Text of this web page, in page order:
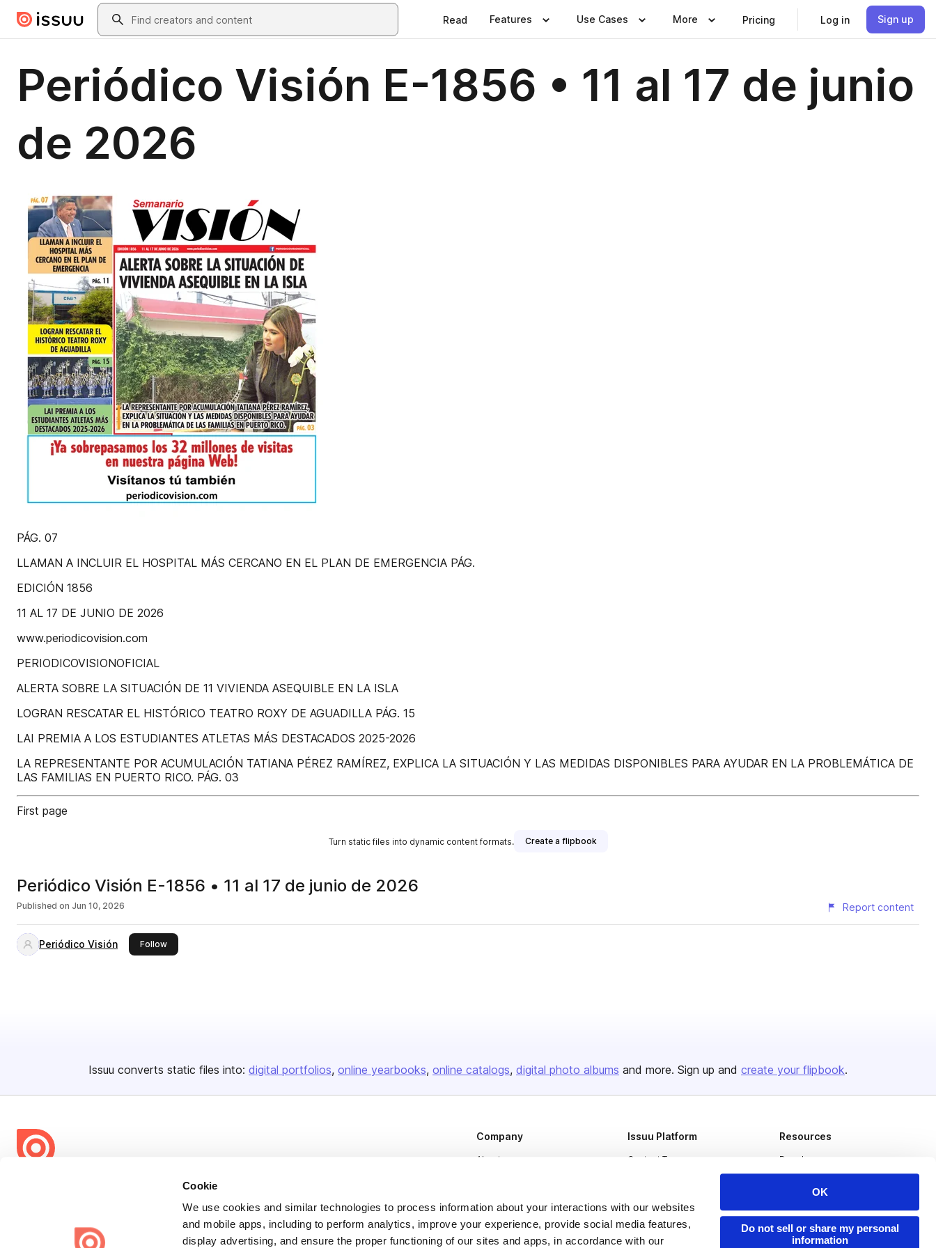
Cookie
We use cookies and similar technologies to process information about your interactions with our websites
and mobile apps, including to perform analytics, improve your experience, provide social media features,
display advertising, and ensure the proper functioning of our sites and apps, in accordance with our
OK
Do not sell or share my personal
information
Skip to main contentSearch
Read Features Use Cases More Pricing Log in Sign up
Periódico Visión E-1856 • 11 al 17 de junio
de 2026
PÁG. 07
LLAMAN A INCLUIR EL HOSPITAL MÁS CERCANO EN EL PLAN DE EMERGENCIA PÁG.
EDICIÓN 1856
11 AL 17 DE JUNIO DE 2026
www.periodicovision.com
PERIODICOVISIONOFICIAL
ALERTA SOBRE LA SITUACIÓN DE 11 VIVIENDA ASEQUIBLE EN LA ISLA
LOGRAN RESCATAR EL HISTÓRICO TEATRO ROXY DE AGUADILLA PÁG. 15
LAI PREMIA A LOS ESTUDIANTES ATLETAS MÁS DESTACADOS 2025-2026
LA REPRESENTANTE POR ACUMULACIÓN TATIANA PÉREZ RAMÍREZ, EXPLICA LA SITUACIÓN Y LAS MEDIDAS DISPONIBLES PARA AYUDAR EN LA PROBLEMÁTICA DE
LAS FAMILIAS EN PUERTO RICO. PÁG. 03
First page
Turn static files into dynamic content formats. Create a flipbook
Periódico Visión E-1856 • 11 al 17 de junio de 2026
Published on Jun 10, 2026 Report content
Periódico Visión Followthis publisher
Issuu converts static files into: digital portfolios online yearbooks online catalogs digital photo albums and more. Sign up and create your flipbook.
share everywhere.
Issuu turns PDFs and other files into interactive flipbooks and
Company
About us
Plans & Pricing
Press
Issuu Platform
Content Types
Flipbook
Industries
Resources
Developers